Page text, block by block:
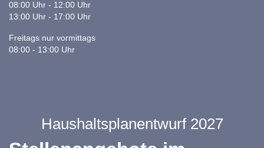
08:00 Uhr - 12:00 Uhr
13:00 Uhr - 17:00 Uhr
Freitags nur vormittags
08:00 - 13:00 Uhr
Haushaltsplanentwurf 2027